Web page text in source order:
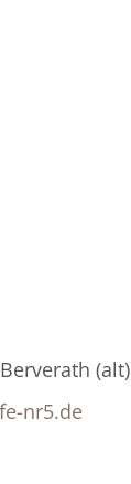
(alt)
nr5.de